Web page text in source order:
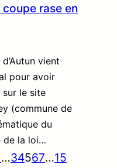
rase en
vient
pour avoir
le site
(commune de
du
de la loi…
…34567…15